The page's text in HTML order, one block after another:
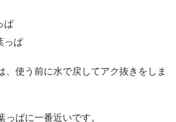
ぱ
っぱ
、使う前に水で戻してアク抜きをしま
っぱに一番近いです。